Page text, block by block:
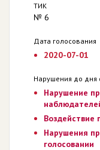
ТИК
№ 6
Дата голосования
2020-07-01
Нарушения до дня
Нарушение
Воздействие
Нарушения
голосовании